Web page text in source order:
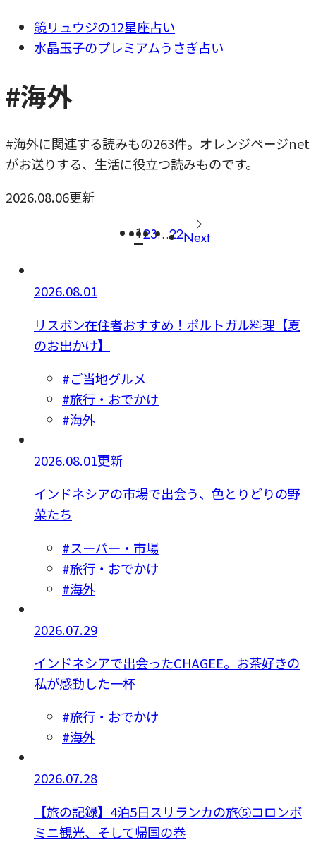
鏡リュウジの12星座占い
水晶玉子のプレミアムうさぎ占い
#海外
#海外に関連する読みもの263件。オレンジページnet
がお送りする、生活に役立つ読みものです。
2026.08.06更新
123…22Next
2026.08.01
リスボン在住者おすすめ！ポルトガル料理【夏
のお出かけ】
#ご当地グルメ
#旅行・おでかけ
#海外
2026.08.01更新
インドネシアの市場で出会う、色とりどりの野
菜たち
#スーパー・市場
#旅行・おでかけ
#海外
2026.07.29
インドネシアで出会ったCHAGEE。お茶好きの
私が感動した一杯
#旅行・おでかけ
#海外
2026.07.28
【旅の記録】4泊5日スリランカの旅⑤コロンボ
ミニ観光、そして帰国の巻